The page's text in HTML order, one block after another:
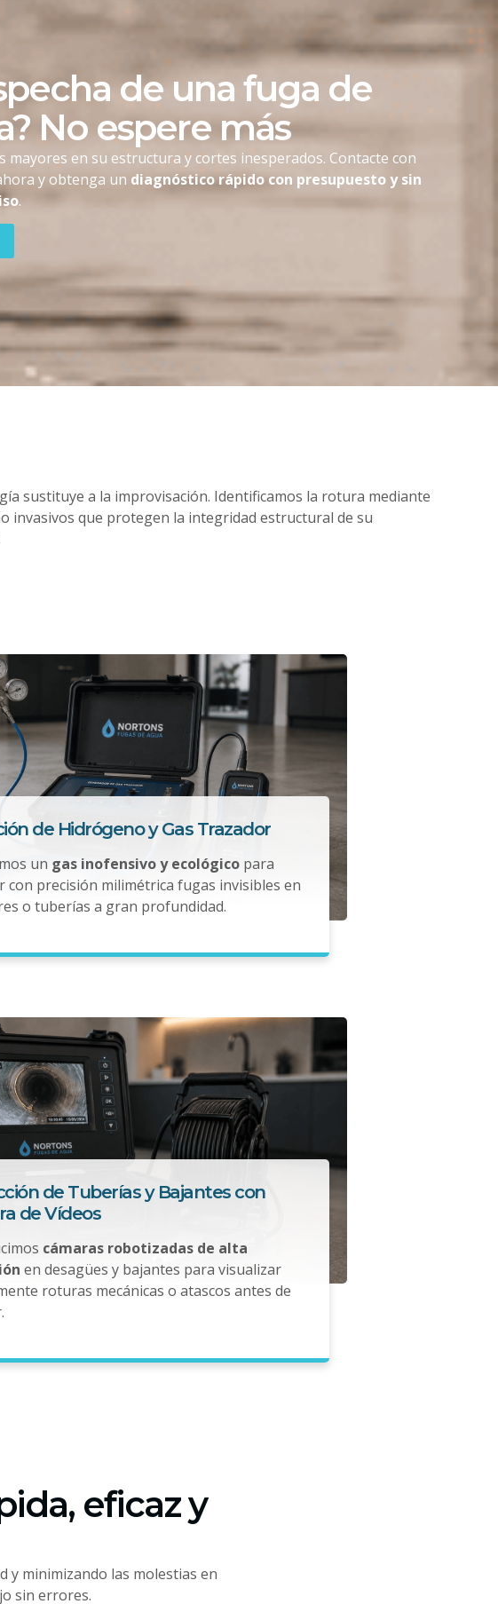
de una fuga de
No espere más
mayores en su estructura y cortes inesperados. Contacte con
y obtenga un diagnóstico rápido con presupuesto y sin
.
sustituye a la improvisación. Identificamos la rotura mediante
invasivos que protegen la integridad estructural de su
de Hidrógeno y Gas Trazador
un gas inofensivo y ecológico para
con precisión milimétrica fugas invisibles en
o tuberías a gran profundidad.
de Tuberías y Bajantes con
de Vídeos
cámaras robotizadas de alta
en desagües y bajantes para visualizar
roturas mecánicas o atascos antes de
eficaz y
y minimizando las molestias en
sin errores.